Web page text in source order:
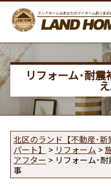
リフォーム･耐
北区のランド【不動産･
パート】
> リフォーム >
アフター > リフォーム･
事